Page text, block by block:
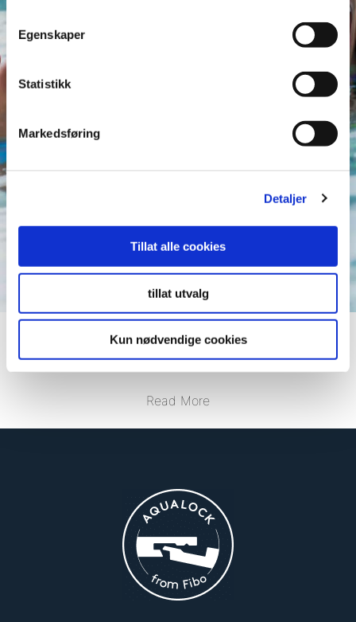
Egenskaper
Statistikk
Markedsføring
Detaljer
Tillat alle cookies
tillat utvalg
Kun nødvendige cookies
A shower the pupils want to take!
Read More